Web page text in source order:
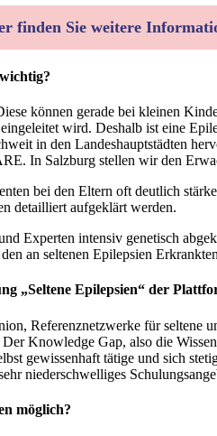
finden Sie weitere
können gerade bei kleinen
wird. Deshalb ist eine
in den Landeshauptstädten
In Salzburg stellen wir den
bei den Eltern oft deutlich
detailliert aufgeklärt werden.
Experten intensiv genetisch
an seltenen Epilepsien
„Seltene Epilepsien“ der
Referenznetzwerke für seltene
Knowledge Gap, also die
gewissenhaft tätige und sich
niederschwelliges
möglich?